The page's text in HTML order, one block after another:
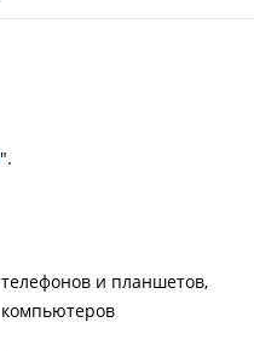
".
телефонов и планшетов
компьютеров